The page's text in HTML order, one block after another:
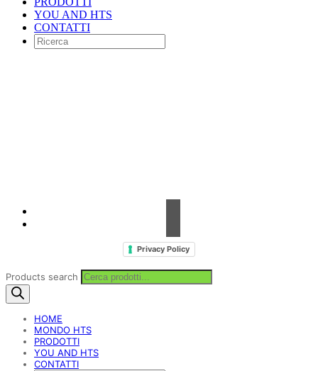
YOU AND HTS
CONTATTI
Privacy Policy
Products search
HOME
MONDO HTS
PRODOTTI
YOU AND HTS
CONTATTI